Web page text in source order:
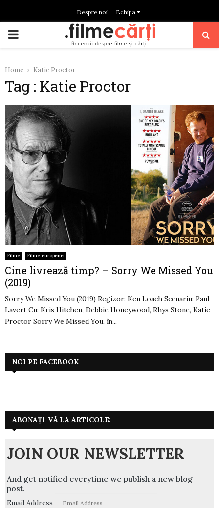
Despre noi Echipa
PRIMARY
Home Katie Proctor
Tag : Katie Proctor
Filme Filme europene
Cine livrează timp? – Sorry We Missed You
(2019)
Sorry We Missed You (2019) Regizor: Ken Loach Scenariu: Paul
Lavert Cu: Kris Hitchen, Debbie Honeywood, Rhys Stone, Katie
Proctor Sorry We Missed You, în...
NOI PE FACEBOOK
ABONAȚI-VĂ LA ARTICOLE:
JOIN OUR NEWSLETTER
And get notified everytime we publish a new blog
post.
Email Address